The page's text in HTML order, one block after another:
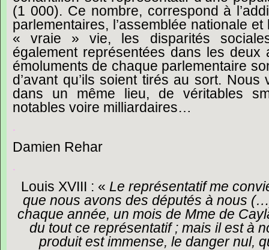
(1 000). Ce nombre, correspond à
parlementaires, l’assemblée nationale et
« vraie »
vie, les disparités
également représentées dans les deux
émoluments de chaque parlementaire
d’avant qu’ils soient tirés au sort. Nous
dans
un même lieu, de véritables
notables voire milliardaires…
.
Damien Rehar
.
Louis XVIII : « Le représentatif me
que nous avons des députés à nous (…
chaque année, un mois de Mme de
du tout ce représentatif ; mais il est à
produit est immense, le danger nul,